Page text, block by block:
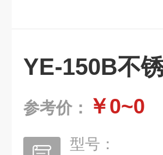
YE-150B不
参考价： ￥0~0
型号：